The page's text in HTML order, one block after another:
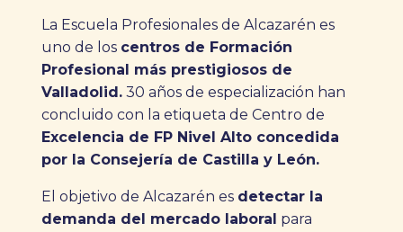
La Escuela Profesionales de Alcazarén es
uno de los centros de Formación
Profesional más prestigiosos de
Valladolid. 30 años de especialización han
concluido con la etiqueta de Centro de
Excelencia de FP Nivel Alto concedida
por la Consejería de Castilla y León.
El objetivo de Alcazarén es detectar la
demanda del mercado laboral para